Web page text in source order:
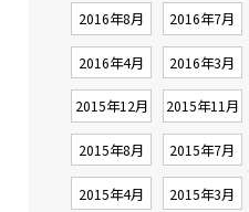
2016年8月 2016年7月
2016年4月 2016年3月
2015年12月 2015年11月
2015年8月 2015年7月
2015年4月 2015年3月